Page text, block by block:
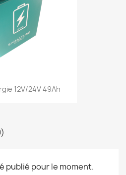
12V/24V 49Ah
publié pour le moment.